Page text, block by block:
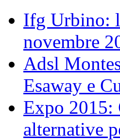
Ifg Urbino:
novembre
Adsl
Esaway e
Expo 2015:
alternative